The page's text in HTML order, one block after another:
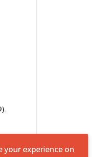
your experience on